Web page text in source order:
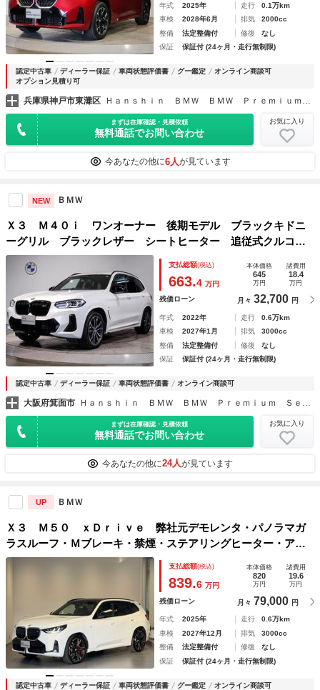
年式 2025年 走行
0.1万km
車検
2028年6月 排気
2000cc
整備
法定整備付 修復
なし
保証
保証付 (24ヶ月・走行無制限)
認定中古車 ディーラー保証 車両状態評価書 グー鑑定
オンライン商談可
オプション見積り可
兵庫県神戸市東灘区 Ｈａｎｓｈｉｎ ＢＭＷ ＢＭＷ ＰｒｅｍｉｕｍＳｅｌｅｃｔｉｏｎ 六甲アイランド
まずは在庫確認・見積依頼
無料通話でお問い合わせ
お気に入り
今あなたの他に6人が見ています
NEW ＢＭＷ
Ｘ３ Ｍ４０ｉ ワンオーナー 後期モデル ブラックキドニ
ーグリル ブラックレザー シートヒーター 追従式クルコ
ン ヘッドアップディスプレイ 電動シート 電動テールゲー
ト ＬＥＤヘッドライト パドルシフト 全周囲カメラ
支払総額(税込)
663.4 万円
本体価格
645
万円
諸費用
18.4
万円
残価ローン 月々 32,700 円
年式 2022年 走行
0.6万km
車検
2027年1月 排気
3000cc
整備
法定整備付 修復
なし
保証
保証付 (24ヶ月・走行無制限)
認定中古車 ディーラー保証 車両状態評価書 オンライン商談可
大阪府箕面市 Ｈａｎｓｈｉｎ ＢＭＷ ＢＭＷ Ｐｒｅｍｉｕｍ Ｓｅｌｅｃｔｉｏｎ 箕面
まずは在庫確認・見積依頼
無料通話でお問い合わせ
お気に入り
今あなたの他に24人が見ています
UP ＢＭＷ
Ｘ３ Ｍ５０ ｘＤｒｉｖｅ 弊社元デモレンタ・パノラマガ
ラスルーフ・Ｍブレーキ・禁煙・ステアリングヒーター・アン
ドロイドオート・アップルカープレイＨａｒｍａｎ／Ｋａｒｄ
ｏｎスピーカー・ハンズオフ・アイコニックグロー・純正２１
支払総額(税込)
839.6 万円
本体価格
820
万円
諸費用
19.6
万円
残価ローン 月々 79,000 円
年式 2025年 走行
0.6万km
車検
2027年12月 排気
3000cc
整備
法定整備付 修復
なし
保証
保証付 (24ヶ月・走行無制限)
認定中古車 ディーラー保証 車両状態評価書 グー鑑定
オンライン商談可